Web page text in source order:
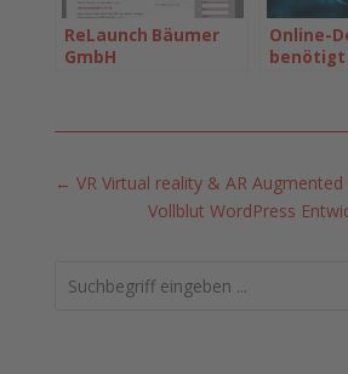
ReLaunch Bäumer
GmbH
Online-
benötigt
← VR Virtual reality & AR
Vollblut WordPress
Search